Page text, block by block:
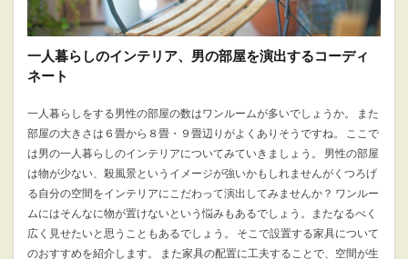
一人暮らしのインテリア、男の部屋を演出するコーディ
ネート
一人暮らしをする男性の部屋の数はワンルームが多いでしょうか。 また
部屋の大きさは６畳から８畳・９畳辺りがよくありそうですね。 ここで
は男の一人暮らしのインテリアについてみていきましょう。 男性の部屋
は物が少ない、殺風景というイメージが強いかもしれませんがくつろげ
る自分の空間をインテリアにこだわって演出してみませんか？ ワンルー
ムにはそんなに物が置けないという悩みもあるでしょう。またなるべく
広く見せたいと思うこともあるでしょう。 そこで設置する家具について
のおすすめを紹介します。 また家具の配置に工夫することで、空間が生